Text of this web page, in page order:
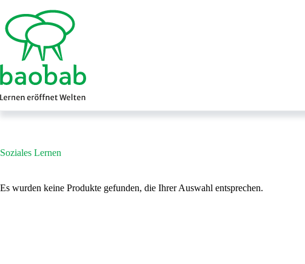
Inhalt
springen
Soziales Lernen
Es wurden keine Produkte gefunden, die Ihrer Auswahl entsprechen.